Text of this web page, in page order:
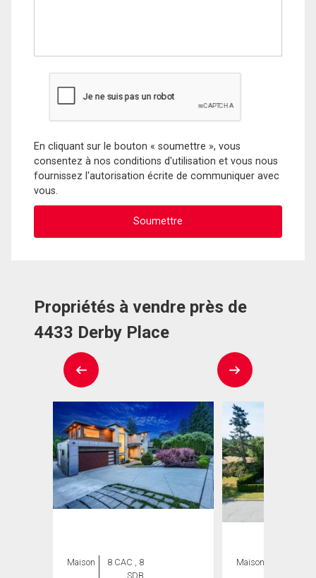
En cliquant sur le bouton « soumettre », vous
consentez à nos conditions d'utilisation et vous nous
fournissez l'autorisation écrite de communiquer avec
vous.
Propriétés à vendre près de
4433 Derby Place
Maison
8 CAC , 8
SDB
Maison